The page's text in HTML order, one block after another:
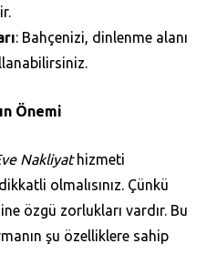
: Bahçenizi, dinlenme alanı
Önemi
Nakliyathizmeti
olmalısınız. Çünkü
özgü zorlukları vardır. Bu
şu özelliklere sahip